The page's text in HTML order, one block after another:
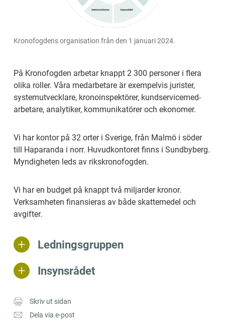
Kronofogdens organisation från den 1 januari 2024.
På Kronofogden arbetar knappt 2 300 personer i flera
olika roller. Våra medarbetare är exempelvis jurister,
systemutvecklare, kronoinspektörer, kund­service­med­
arbe­ta­re, analytiker, kommunikatörer och ekonomer.
Vi har kontor på 32 orter i Sverige, från Malmö i söder
till Haparanda i norr. Huvudkontoret finns i Sundbyberg.
Myndigheten leds av rikskronofogden.
Vi har en budget på knappt två miljarder kronor.
Verksamheten finansieras av både skattemedel och
avgifter.
Ledningsgruppen
Insynsrådet
Skriv ut sidan
Dela via e-post